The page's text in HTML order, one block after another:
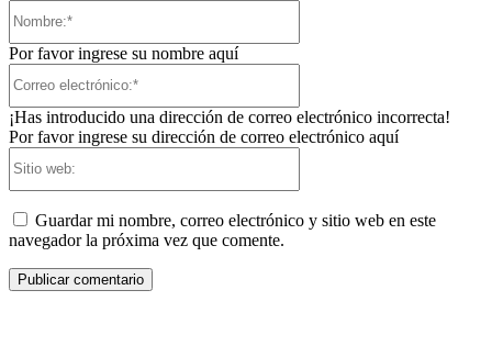
Por favor ingrese su nombre aquí
¡Has introducido una dirección de correo electrónico incorrecta!
Por favor ingrese su dirección de correo electrónico aquí
Guardar mi nombre, correo electrónico y sitio web en este
navegador la próxima vez que comente.